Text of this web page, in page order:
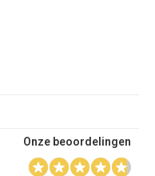
Onze beoordelingen